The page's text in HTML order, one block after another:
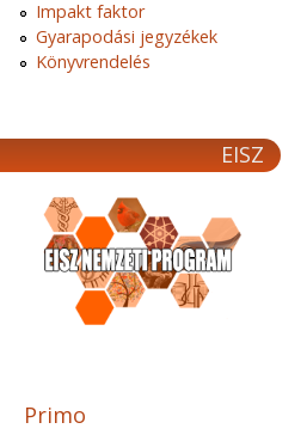
Impakt faktor
Gyarapodási jegyzékek
Könyvrendelés
EISZ
Primo